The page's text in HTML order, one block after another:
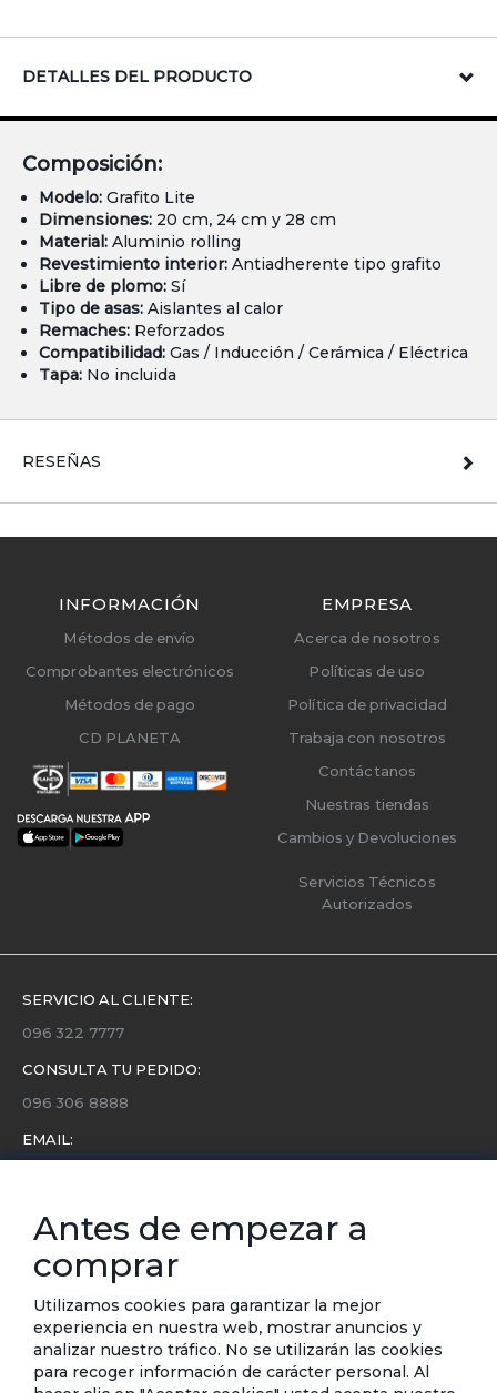
DETALLES DEL PRODUCTO
Composición:
Modelo: Grafito Lite
Dimensiones: 20 cm, 24 cm y 28 cm
Material: Aluminio rolling
Revestimiento interior: Antiadherente tipo grafito
Libre de plomo: Sí
Tipo de asas: Aislantes al calor
Remaches: Reforzados
Compatibilidad: Gas / Inducción / Cerámica / Eléctrica
Tapa: No incluida
RESEÑAS
INFORMACIÓN
Métodos de envío
Comprobantes electrónicos
Métodos de pago
CD PLANETA
EMPRESA
Acerca de nosotros
Políticas de uso
Política de privacidad
Trabaja con nosotros
Contáctanos
Nuestras tiendas
Cambios y Devoluciones
Servicios Técnicos
Autorizados
SERVICIO AL CLIENTE:
096 322 7777
CONSULTA TU PEDIDO:
096 306 8888
EMAIL:
Conoce toda la información sobre últimas colecciones,
eventos y ofertas.
Subscríbete a nuestro newsletter
SUSCRIBIRSE
Antes de empezar a
comprar
Utilizamos cookies para garantizar la mejor
experiencia en nuestra web, mostrar anuncios y
analizar nuestro tráfico. No se utilizarán las cookies
para recoger información de carácter personal. Al